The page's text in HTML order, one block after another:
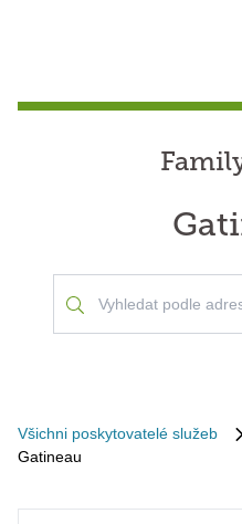
Všichni poskytovatelé služeb
Gatineau